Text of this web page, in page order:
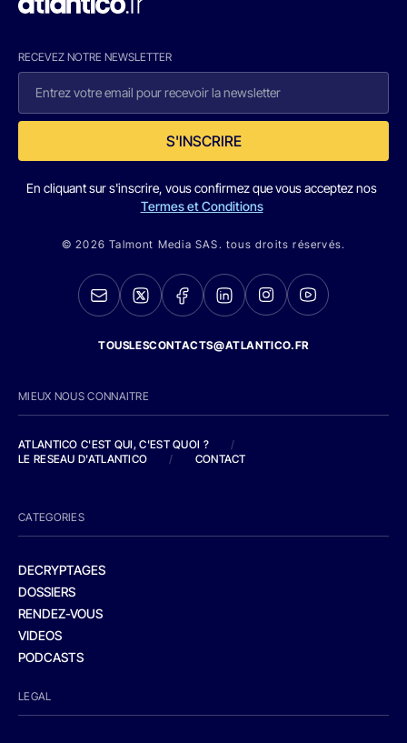
RECEVEZ NOTRE NEWSLETTER
S'INSCRIRE
En cliquant sur s'inscrire, vous confirmez que vous acceptez nos
Termes et Conditions
© 2026 Talmont Media SAS. tous droits réservés.
TOUSLESCONTACTS@ATLANTICO.FR
MIEUX NOUS CONNAITRE
ATLANTICO C'EST QUI, C'EST QUOI ?
/
LE RESEAU D'ATLANTICO
/ CONTACT
CATEGORIES
DECRYPTAGES
DOSSIERS
RENDEZ-VOUS
VIDEOS
PODCASTS
LEGAL